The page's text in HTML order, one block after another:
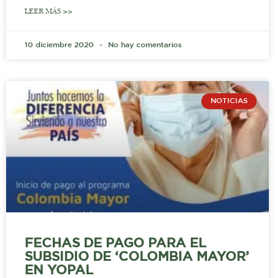
LEER MÁS >>
10 diciembre 2020 No hay comentarios
NOTICIAS
FECHAS DE PAGO PARA EL
SUBSIDIO DE ‘COLOMBIA MAYOR’
EN YOPAL